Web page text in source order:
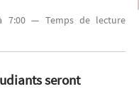
7:00 — Temps de lecture
seront